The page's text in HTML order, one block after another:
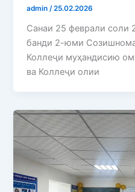
admin /25.02.2026
Санаи 25 феврали соли
банди 2-юми
Коллеҷи муҳандисию
ва Коллеҷи олии